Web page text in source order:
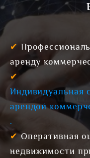
✔
аренду
✔
Индивидуальная
арендой
.
✔Оперативная
недвижимости